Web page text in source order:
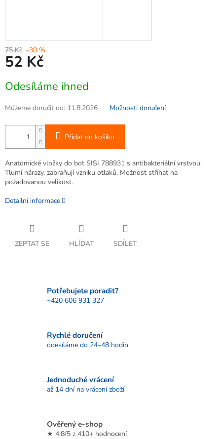
75 Kč –30 %
52 Kč
cena:
Odesíláme ihned
Můžeme doručit do: 11.8.2026 Možnosti doručení
Přidat do košíku
Anatomické vložky do bot SISI 788931 s antibakteriální vrstvou.
Tlumí nárazy, zabraňují vzniku otlaků. Možnost stříhat na
požadovanou velikost.
Detailní informace
ZEPTAT SE HLÍDAT SDÍLET
Potřebujete poradit?
+420 606 931 327
Rychlé doručení
odesíláme do 24–48 hodin.
Jednoduché vrácení
až 14 dní na vrácení zboží
Ověřený e-shop
★ 4,8/5 z 410+ hodnocení